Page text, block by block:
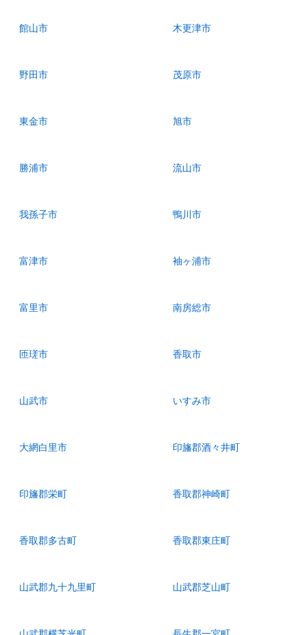
館山市 木更津市
野田市 茂原市
東金市 旭市
勝浦市 流山市
我孫子市 鴨川市
富津市 袖ヶ浦市
富里市 南房総市
匝瑳市 香取市
山武市 いすみ市
大網白里市 印旛郡酒々井町
印旛郡栄町 香取郡神崎町
香取郡多古町 香取郡東庄町
山武郡九十九里町 山武郡芝山町